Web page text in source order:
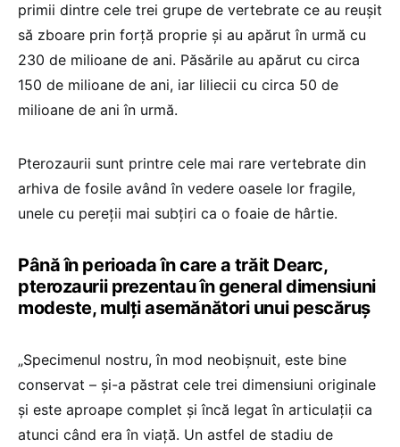
primii dintre cele trei grupe de vertebrate ce au reuşit
să zboare prin forţă proprie şi au apărut în urmă cu
230 de milioane de ani. Păsările au apărut cu circa
150 de milioane de ani, iar liliecii cu circa 50 de
milioane de ani în urmă.
Pterozaurii sunt printre cele mai rare vertebrate din
arhiva de fosile având în vedere oasele lor fragile,
unele cu pereţii mai subţiri ca o foaie de hârtie.
Până în perioada în care a trăit Dearc,
pterozaurii prezentau în general dimensiuni
modeste, mulţi asemănători unui pescăruş
„Specimenul nostru, în mod neobişnuit, este bine
conservat – şi-a păstrat cele trei dimensiuni originale
şi este aproape complet şi încă legat în articulaţii ca
atunci când era în viaţă. Un astfel de stadiu de